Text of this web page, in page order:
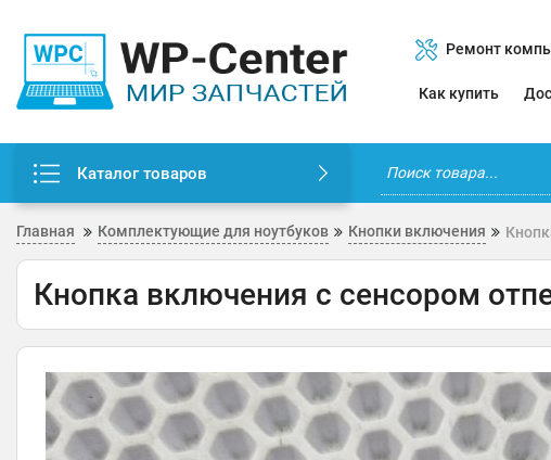
Ремонт
Как купить
Каталог товаров
Главная Комплектующие для ноутбуков Кнопки включения
Кнопка включения с сенсором